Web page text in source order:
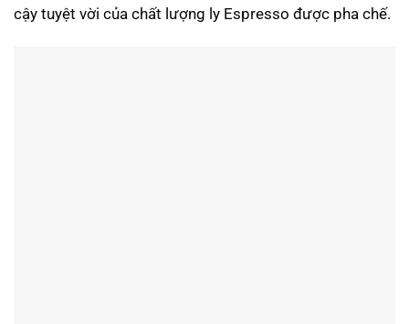
cậy tuyệt vời của chất lượng ly Espresso được pha chế.